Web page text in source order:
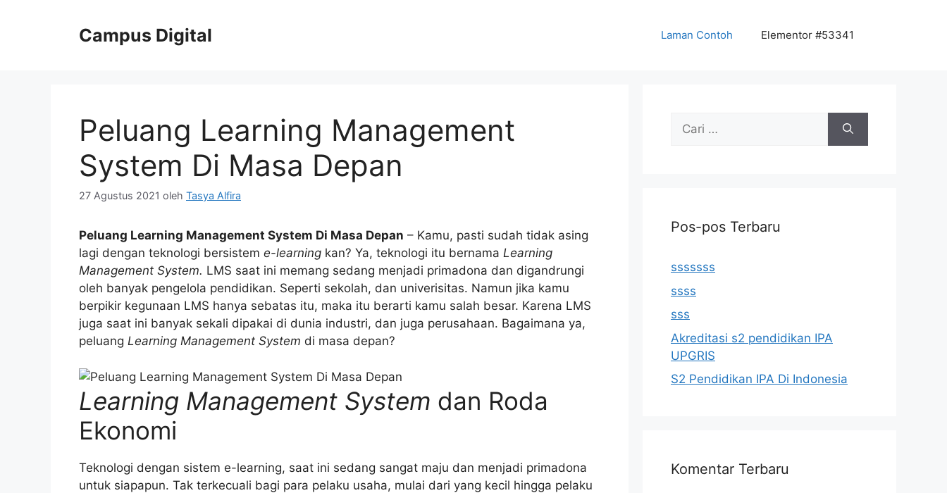
Campus Digital Laman Contoh Elementor #53341
Peluang Learning Management
System Di Masa Depan
27 Agustus 2021 oleh Tasya Alfira
Peluang Learning Management System Di Masa Depan – Kamu, pasti sudah tidak asing
lagi dengan teknologi bersistem e-learning kan? Ya, teknologi itu bernama Learning
Management System. LMS saat ini memang sedang menjadi primadona dan digandrungi
oleh banyak pengelola pendidikan. Seperti sekolah, dan univerisitas. Namun jika kamu
berpikir kegunaan LMS hanya sebatas itu, maka itu berarti kamu salah besar. Karena LMS
juga saat ini banyak sekali dipakai di dunia industri, dan juga perusahaan. Bagaimana ya,
peluang Learning Management System di masa depan?
Learning Management System dan Roda
Ekonomi
Teknologi dengan sistem e-learning, saat ini sedang sangat maju dan menjadi primadona
untuk siapapun. Tak terkecuali bagi para pelaku usaha, mulai dari yang kecil hingga pelaku
Cari
Pos-pos Terbaru
sssssss
ssss
sss
Akreditasi s2 pendidikan IPA
UPGRIS
S2 Pendidikan IPA Di Indonesia
Komentar Terbaru